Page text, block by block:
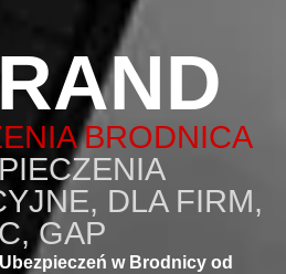
BRODNICA
DLA FIRM,
GAP
Ubezpieczeń w Brodnicy od